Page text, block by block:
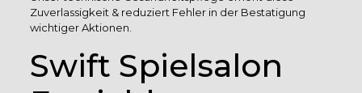
Zuverlassigkeit & reduziert Fehler in der Bestatigung
wichtiger Aktionen.
Swift Spielsalon